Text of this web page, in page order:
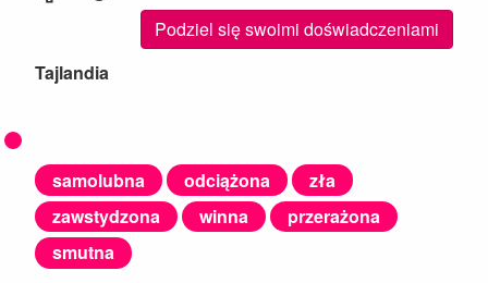
Podziel się swoimi doświadczeniami
Tajlandia
samolubna odciążona
zła
zawstydzona
winna
przerażona
smutna